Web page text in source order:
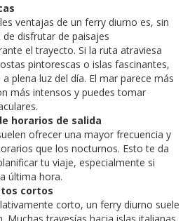
ventajas de un ferry diurno es, sin
disfrutar de paisajes
el trayecto. Si la ruta atraviesa
pintorescas o islas fascinantes,
plena luz del día. El mar parece más
más intensos y puedes tomar
horarios de salida
ofrecer una mayor frecuencia y
que los nocturnos. Esto te da
tu viaje, especialmente si
última hora.
cortos
corto, un ferry diurno suele